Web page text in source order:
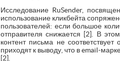
Исследование RuSender,
использование кликбейта
пользователей: если большое
отправителя снижается [2]. В
контент письма не
приходят к выводу, что в email-
[2].